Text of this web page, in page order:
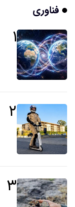
فناوری
۱
۲
۳